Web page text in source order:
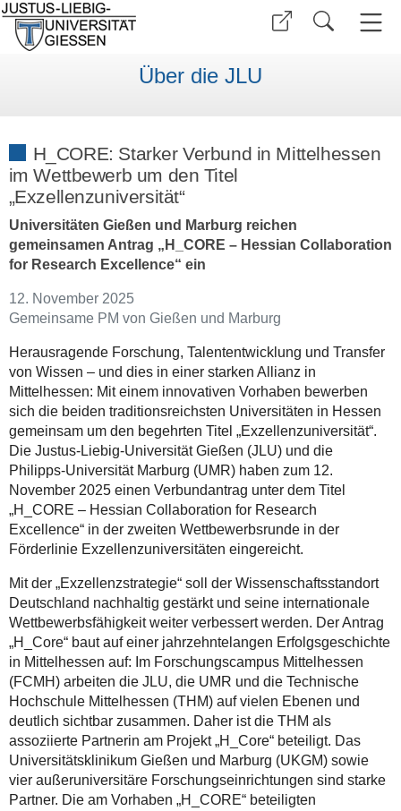
Über die JLU
H_CORE: Starker Verbund in Mittelhessen
im Wettbewerb um den Titel
„Exzellenzuniversität“
Universitäten Gießen und Marburg reichen
gemeinsamen Antrag „H_CORE – Hessian Collaboration
for Research Excellence“ ein
12. November 2025
Gemeinsame PM von Gießen und Marburg
Herausragende Forschung, Talententwicklung und Transfer
von Wissen – und dies in einer starken Allianz in
Mittelhessen: Mit einem innovativen Vorhaben bewerben
sich die beiden traditionsreichsten Universitäten in Hessen
gemeinsam um den begehrten Titel „Exzellenzuniversität“.
Die Justus-Liebig-Universität Gießen (JLU) und die
Philipps-Universität Marburg (UMR) haben zum 12.
November 2025 einen Verbundantrag unter dem Titel
„H_CORE – Hessian Collaboration for Research
Excellence“ in der zweiten Wettbewerbsrunde in der
Förderlinie Exzellenzuniversitäten eingereicht.
Mit der „Exzellenzstrategie“ soll der Wissenschaftsstandort
Deutschland nachhaltig gestärkt und seine internationale
Wettbewerbsfähigkeit weiter verbessert werden. Der Antrag
„H_Core“ baut auf einer jahrzehntelangen Erfolgsgeschichte
in Mittelhessen auf: Im Forschungscampus Mittelhessen
(FCMH) arbeiten die JLU, die UMR und die Technische
Hochschule Mittelhessen (THM) auf vielen Ebenen und
deutlich sichtbar zusammen. Daher ist die THM als
assoziierte Partnerin am Projekt „H_Core“ beteiligt. Das
Universitätsklinikum Gießen und Marburg (UKGM) sowie
vier außeruniversitäre Forschungseinrichtungen sind starke
Partner. Die am Vorhaben „H_CORE“ beteiligten